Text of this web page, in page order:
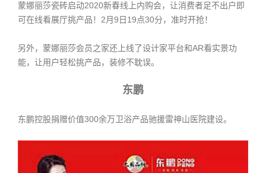
蒙娜丽莎瓷砖启动2020新春线上内购会，让消费者足不出户即
可在线看展厅挑产品！2月9日19点30分，准时开抢！
另外，蒙娜丽莎会员之家还上线了设计家平台和AR看实景功
能，让用户轻松挑产品，装修不耽误。
东鹏
东鹏控股捐赠价值300余万卫浴产品驰援雷神山医院建设。